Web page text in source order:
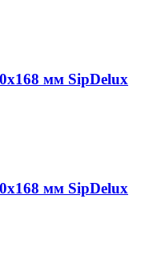
мм SipDelux
мм SipDelux